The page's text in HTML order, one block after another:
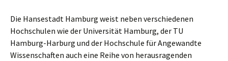
Die Hansestadt Hamburg weist neben verschiedenen
Hochschulen wie der Universität Hamburg, der TU
Hamburg-Harburg und der Hochschule für Angewandte
Wissenschaften auch eine Reihe von herausragenden